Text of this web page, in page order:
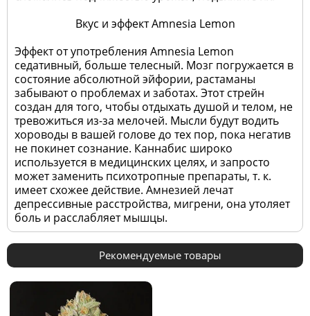
Вкус и эффект Amnesia Lemon
Эффект от употребления Amnesia Lemon
седативный, больше телесный. Мозг погружается в
состояние абсолютной эйфории, растаманы
забывают о проблемах и заботах. Этот стрейн
создан для того, чтобы отдыхать душой и телом, не
тревожиться из-за мелочей. Мысли будут водить
хороводы в вашей голове до тех пор, пока негатив
не покинет сознание. Каннабис широко
используется в медицинских целях, и запросто
может заменить психотропные препараты, т. к.
имеет схожее действие. Амнезией лечат
депрессивные расстройства, мигрени, она утоляет
боль и расслабляет мышцы.
Рекомендуемые товары